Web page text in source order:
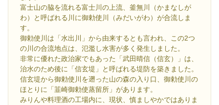
富士山の脇を流れる富士川の上流、釜無川（かまなしが
わ）と呼ばれる川に御勅使川（みだいがわ）が合流しま
す。
御勅使川は「水出川」から由来するとも言われ、この2つ
の川の合流地点は、氾濫し水害が多く発生しました。
非常に優れた政治家でもあった「武田晴信（信玄）」は、
治水のため後に「信玄堤」と呼ばれる堤防を築きました。
信玄堤から御勅使川を遡った山の森の入り口、御勅使川の
ほとりに「韮崎御勅使蒸留所」があります。
みりんや料理酒の工場内に、現状、慎ましやかではありま